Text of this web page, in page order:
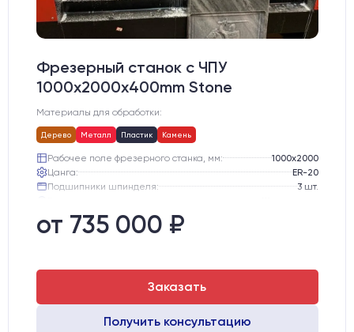
Фрезерный станок с ЧПУ
1000x2000х400mm Stone
Материалы для обработки:
Дерево Металл Пластик Камень
Рабочее поле фрезерного станка, мм:
1000х2000
Цанга:
ER-20
Подшипники шпинделя:
3 шт.
Стол:
Двигатели:
от 735 000 ₽
Заказать
Получить консультацию